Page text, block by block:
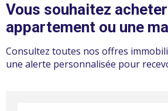
Vous souhaitez
appartement ou une
Consultez toutes nos offres
une alerte personnalisée pour